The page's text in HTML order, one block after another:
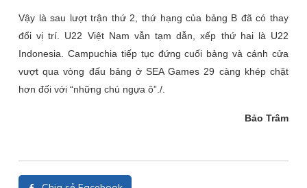
Vậy là sau lượt trận thứ 2, thứ hạng của bảng B đã có thay
đổi vị trí. U22 Việt Nam vẫn tạm dẫn, xếp thứ hai là U22
Indonesia. Campuchia tiếp tục đứng cuối bảng và cánh cửa
vượt qua vòng đấu bảng ở SEA Games 29 càng khép chặt
hơn đối với “những chú ngựa ô”./.
Bảo Trâm